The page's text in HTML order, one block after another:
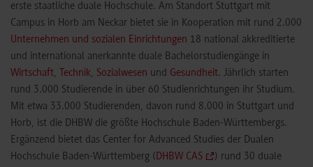
erste staatliche duale Hochschule. Am Standort Stuttgart mit
Campus in Horb am Neckar bietet sie in Kooperation mit rund 2.000
Unternehmen und sozialen Einrichtungen 18 national akkreditierte
und international anerkannte duale Bachelorstudiengänge in
Wirtschaft, Technik, Sozialwesen und Gesundheit. Jährlich starten
rund 3.000 Studierende in über 60 Studienrichtungen ihr Studium.
Mit etwa 33.000 Studierenden, davon rund 8.000 in Stuttgart und
Horb, ist die DHBW die größte Hochschule Baden-Württembergs.
Ergänzend bietet das Center for Advanced Studies der Dualen
Hochschule Baden-Württemberg (DHBW CAS
) rund 30 duale